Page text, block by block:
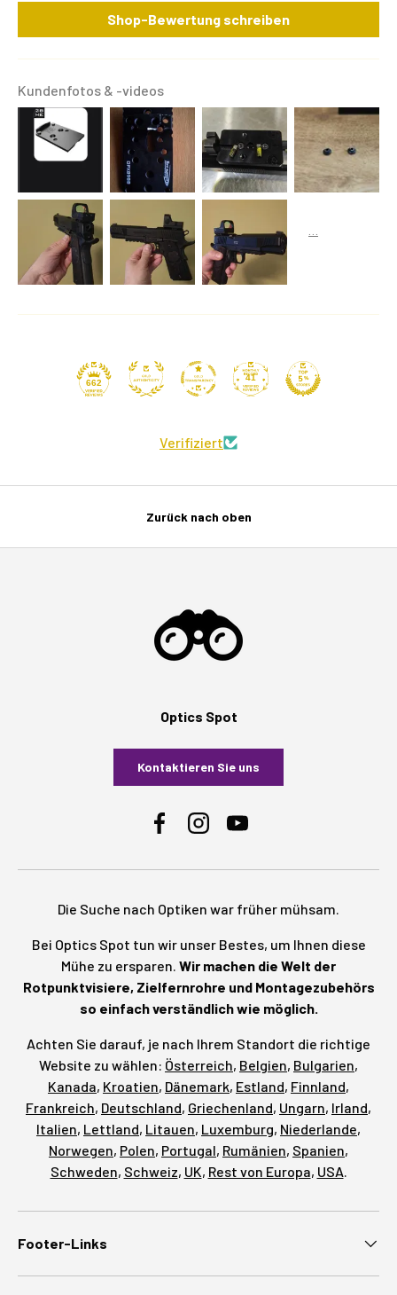
Shop-Bewertung schreiben
Kundenfotos & -videos
662
41
Verifiziert
Zurück nach oben
Optics Spot
Kontaktieren Sie uns
FacebookInstagramYouTube
Die Suche nach Optiken war früher mühsam.
Bei Optics Spot tun wir unser Bestes, um Ihnen diese
Mühe zu ersparen. Wir machen die Welt der
Rotpunktvisiere, Zielfernrohre und Montagezubehörs
so einfach verständlich wie möglich.
Achten Sie darauf, je nach Ihrem Standort die richtige
Website zu wählen: Österreich, Belgien, Bulgarien,
Kanada, Kroatien, Dänemark, Estland, Finnland,
Frankreich, Deutschland, Griechenland, Ungarn, Irland,
Italien, Lettland, Litauen, Luxemburg, Niederlande,
Norwegen, Polen, Portugal, Rumänien, Spanien,
Schweden, Schweiz, UK, Rest von Europa, USA.
Footer-Links